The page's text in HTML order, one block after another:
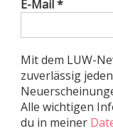
E-Mail*
Mit dem LUW-
zuverlässig
Alle wichtigen
du in meiner